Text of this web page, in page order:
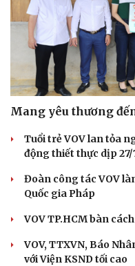
Mang yêu thương
Tuổi trẻ VOV lan tỏa
động thiết thực dịp 27/
Đoàn công tác VOV
Quốc gia Pháp
VOV TP.HCM bàn
VOV, TTXVN, Báo
với Viện KSND tối cao